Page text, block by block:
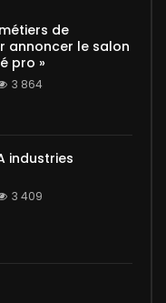
de
annoncer le salon
pro »
3 864
industries
3 409